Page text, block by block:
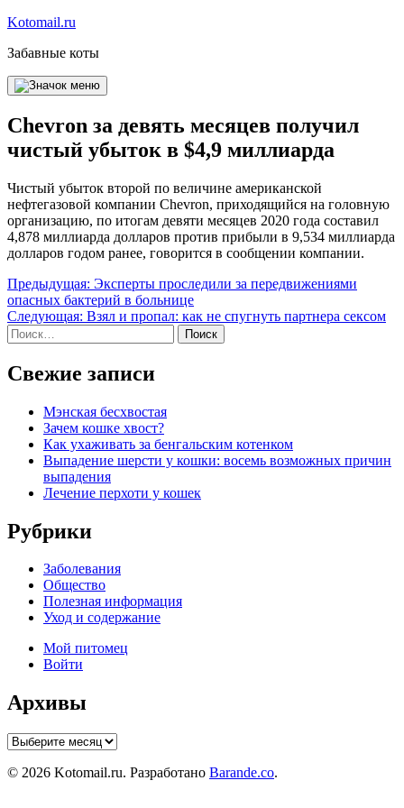
Перейти
содержимому
Kotomail.ru
Забавные коты
Chevron за девять месяцев получил
чистый убыток в $4,9 миллиарда
Чистый убыток второй по величине американской
нефтегазовой компании Chevron, приходящийся на головную
организацию, по итогам девяти месяцев 2020 года составил
4,878 миллиарда долларов против прибыли в 9,534 миллиарда
долларов годом ранее, говорится в сообщении компании.
Навигация
по
записям
Предыдущая: Эксперты проследили за передвижениями
опасных бактерий в больнице
Следующая: Взял и пропал: как не спугнуть партнера сексом
Найти:
Свежие записи
Мэнская бесхвостая
Зачем кошке хвост?
Как ухаживать за бенгальским котенком
Выпадение шерсти у кошки: восемь возможных причин
выпадения
Лечение перхоти у кошек
Рубрики
Заболевания
Общество
Полезная информация
Уход и содержание
Мой питомец
Войти
Архивы
Архивы
© 2026 Kotomail.ru. Разработано Barande.co.